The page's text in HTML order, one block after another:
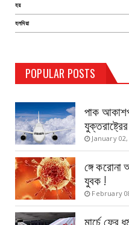
হয়
হলদিয়া
POPULAR POSTS
TEST PAGE
August
পাক
January 02,
ঙ্গে করোনা
যুবক !
February
মার্চে ফের